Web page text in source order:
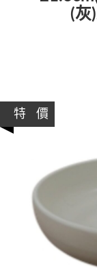
(灰
特 價